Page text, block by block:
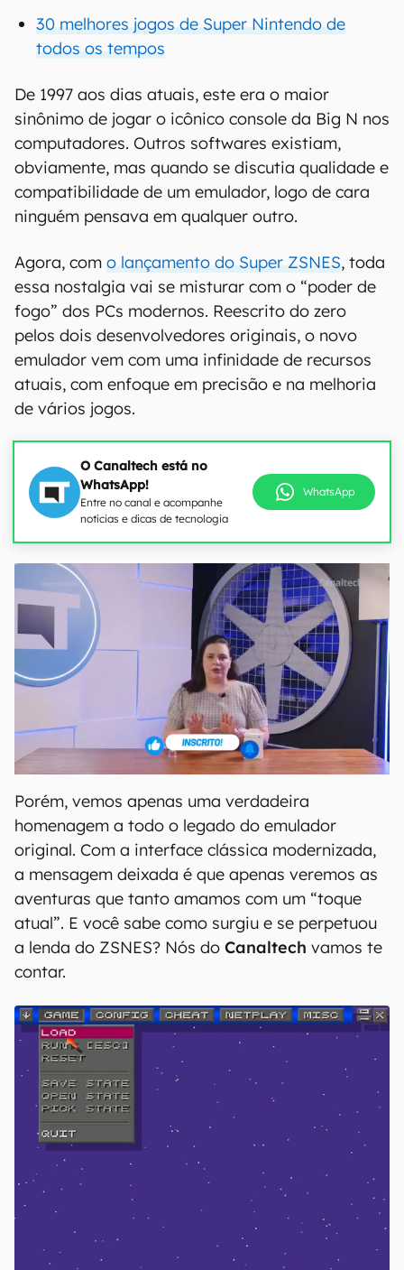
30 melhores jogos de Super Nintendo de
todos os tempos
De 1997 aos dias atuais, este era o maior
sinônimo de jogar o icônico console da Big N nos
computadores. Outros softwares existiam,
obviamente, mas quando se discutia qualidade e
compatibilidade de um emulador, logo de cara
ninguém pensava em qualquer outro.
Agora, com o lançamento do Super ZSNES, toda
essa nostalgia vai se misturar com o “poder de
fogo” dos PCs modernos. Reescrito do zero
pelos dois desenvolvedores originais, o novo
emulador vem com uma infinidade de recursos
atuais, com enfoque em precisão e na melhoria
de vários jogos.
O Canaltech está no
WhatsApp!
Entre no canal e acompanhe
notícias e dicas de tecnologia
WhatsApp
Porém, vemos apenas uma verdadeira
homenagem a todo o legado do emulador
original. Com a interface clássica modernizada,
a mensagem deixada é que apenas veremos as
aventuras que tanto amamos com um “toque
atual”. E você sabe como surgiu e se perpetuou
a lenda do ZSNES? Nós do Canaltech vamos te
contar.